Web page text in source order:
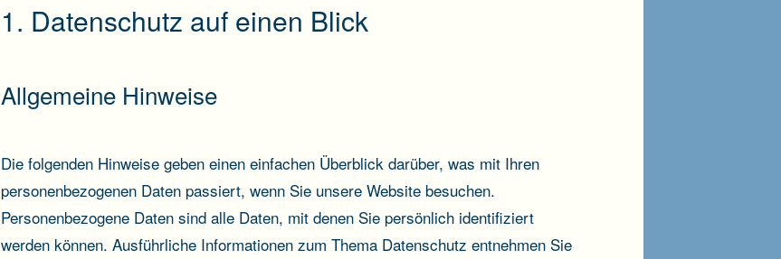
1. Datenschutz auf einen Blick
Allgemeine Hinweise
Die folgenden Hinweise geben einen einfachen Überblick darüber, was mit Ihren
personenbezogenen Daten passiert, wenn Sie unsere Website besuchen.
Personenbezogene Daten sind alle Daten, mit denen Sie persönlich identifiziert
werden können. Ausführliche Informationen zum Thema Datenschutz entnehmen Sie